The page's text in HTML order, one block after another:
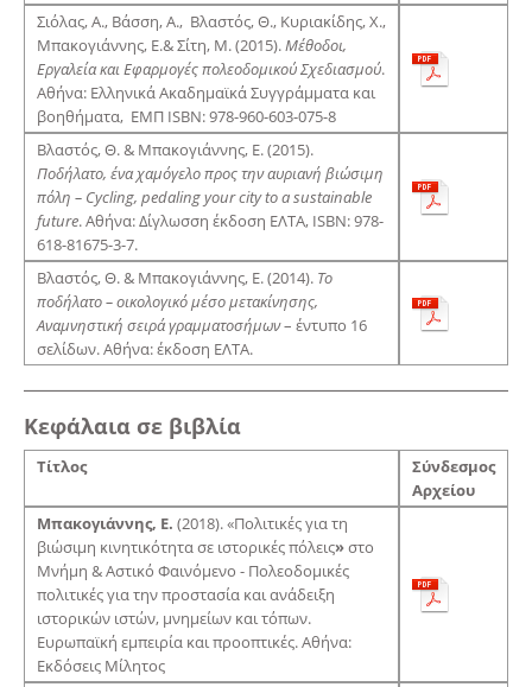
Σιόλας, Α., Βάσση, Α., Βλαστός, Θ., Κυριακίδης, Χ.,
Μπακογιάννης, Ε.& Σίτη, Μ. (2015).Μέθοδοι,
Εργαλεία και Εφαρμογές πολεοδομικού Σχεδιασμού.
Αθήνα: Ελληνικά Ακαδημαϊκά Συγγράμματα και
βοηθήματα, ΕΜΠ ISBN: 978-960-603-075-8
Βλαστός, Θ. & Μπακογιάννης, Ε. (2015).
Ποδήλατο, ένα χαμόγελο προς την αυριανή βιώσιμη
πόλη – Cycling, pedalingyourcitytoasustainable
future. Αθήνα: Δίγλωσση έκδοση ΕΛΤΑ, ISBN: 978-
618-81675-3-7.
Βλαστός, Θ. & Μπακογιάννης, Ε. (2014). Το
ποδήλατο – οικολογικό μέσο μετακίνησης,
Αναμνηστική σειρά γραμματοσήμων– έντυπο 16
σελίδων. Αθήνα: έκδοση ΕΛΤΑ.
Κεφάλαια σε βιβλία
Τίτλος
Σύνδεσμος
Αρχείου
Μπακογιάννης, Ε. (2018). «Πολιτικές για τη
βιώσιμη κινητικότητα σε ιστορικές πόλεις»στο
Μνήμη & Αστικό Φαινόμενο - Πολεοδομικές
πολιτικές για την προστασία και ανάδειξη
ιστορικών ιστών, μνημείων και τόπων.
Ευρωπαϊκή εμπειρία και προοπτικές. Αθήνα:
Εκδόσεις Μίλητος